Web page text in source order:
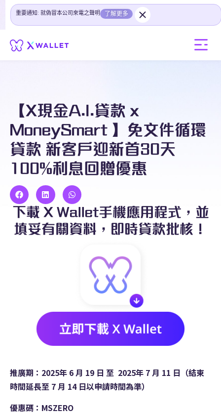
重要通知: 就偽冒本公司來電之聲明 了解更多
【X現金A.I.貸款 x
MoneySmart 】免文件循環
貸款 新客戶迎新首30天
100%利息回贈優惠
下載 X Wallet手機應用程式，並
填妥有關資料，即時貸款批核！
推廣期： 2025年 6月 19 日 至 2025年 7月 11 日（結束
時間延長至 7 月 14 日以申請時間為準）
優惠碼：MSZERO